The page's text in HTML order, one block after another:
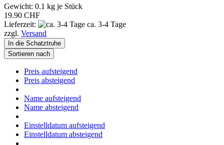
Gewicht: 0.1 kg je Stück
19.90 CHF
Lieferzeit:
ca. 3-4 Tage
zzgl. Versand
In die Schatztruhe
Sortieren nach
Preis aufsteigend
Preis absteigend
Name aufsteigend
Name absteigend
Einstelldatum aufsteigend
Einstelldatum absteigend